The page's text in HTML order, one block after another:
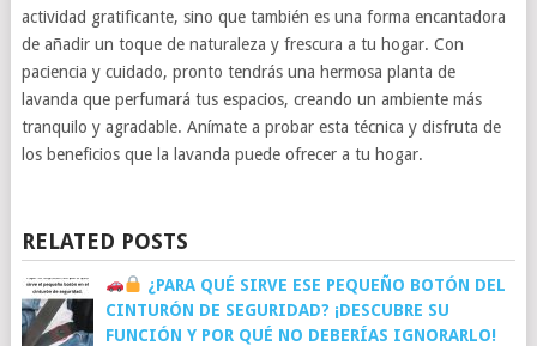
actividad gratificante, sino que también es una forma encantadora
de añadir un toque de naturaleza y frescura a tu hogar. Con
paciencia y cuidado, pronto tendrás una hermosa planta de
lavanda que perfumará tus espacios, creando un ambiente más
tranquilo y agradable. Anímate a probar esta técnica y disfruta de
los beneficios que la lavanda puede ofrecer a tu hogar.
RELATED POSTS
¿PARA QUÉ SIRVE ESE PEQUEÑO BOTÓN DEL
CINTURÓN DE SEGURIDAD? ¡DESCUBRE SU
FUNCIÓN Y POR QUÉ NO DEBERÍAS IGNORARLO!